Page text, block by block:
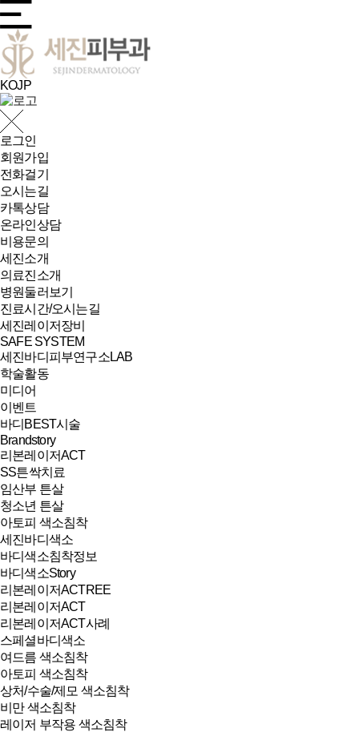
KOJP
로그인
회원가입
전화걸기
오시는길
카톡상담
온라인상담
비용문의
세진소개
의료진소개
병원둘러보기
진료시간/오시는길
세진레이저장비
SAFE SYSTEM
세진바디피부연구소LAB
학술활동
미디어
이벤트
바디BEST시술
Brandstory
리본레이저ACT
SS튼싹치료
임산부 튼살
청소년 튼살
아토피 색소침착
세진바디색소
바디색소침착정보
바디색소Story
리본레이저ACTREE
리본레이저ACT
리본레이저ACT사례
스페셜바디색소
여드름 색소침착
아토피 색소침착
상처/수술/제모 색소침착
비만 색소침착
레이저 부작용 색소침착